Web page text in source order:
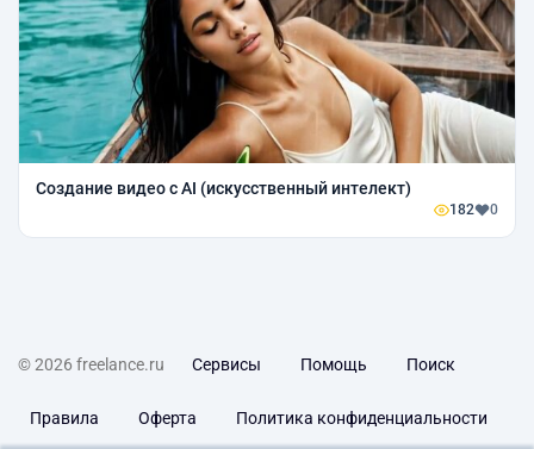
Создание видео с AI (искусственный интелект)
182 0
© 2026 freelance.ru Сервисы Помощь Поиск
Правила Оферта Политика конфиденциальности